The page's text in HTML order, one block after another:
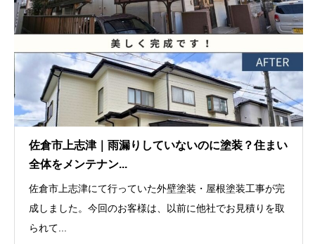
佐倉市上志津｜雨漏りしていないのに塗装？住まい
全体をメンテナン...
佐倉市上志津にて行っていた外壁塗装・屋根塗装工事が完
成しました。今回のお客様は、以前に他社でお見積りを取
られて...